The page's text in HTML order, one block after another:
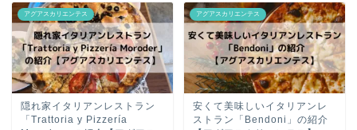
アグアスカリエンテス
隠れ家イタリアンレストラン
「Trattoria y Pizzería
アグアスカリエンテス
安くて美味しいイタリアンレ
ストラン「Bendoni」の紹介